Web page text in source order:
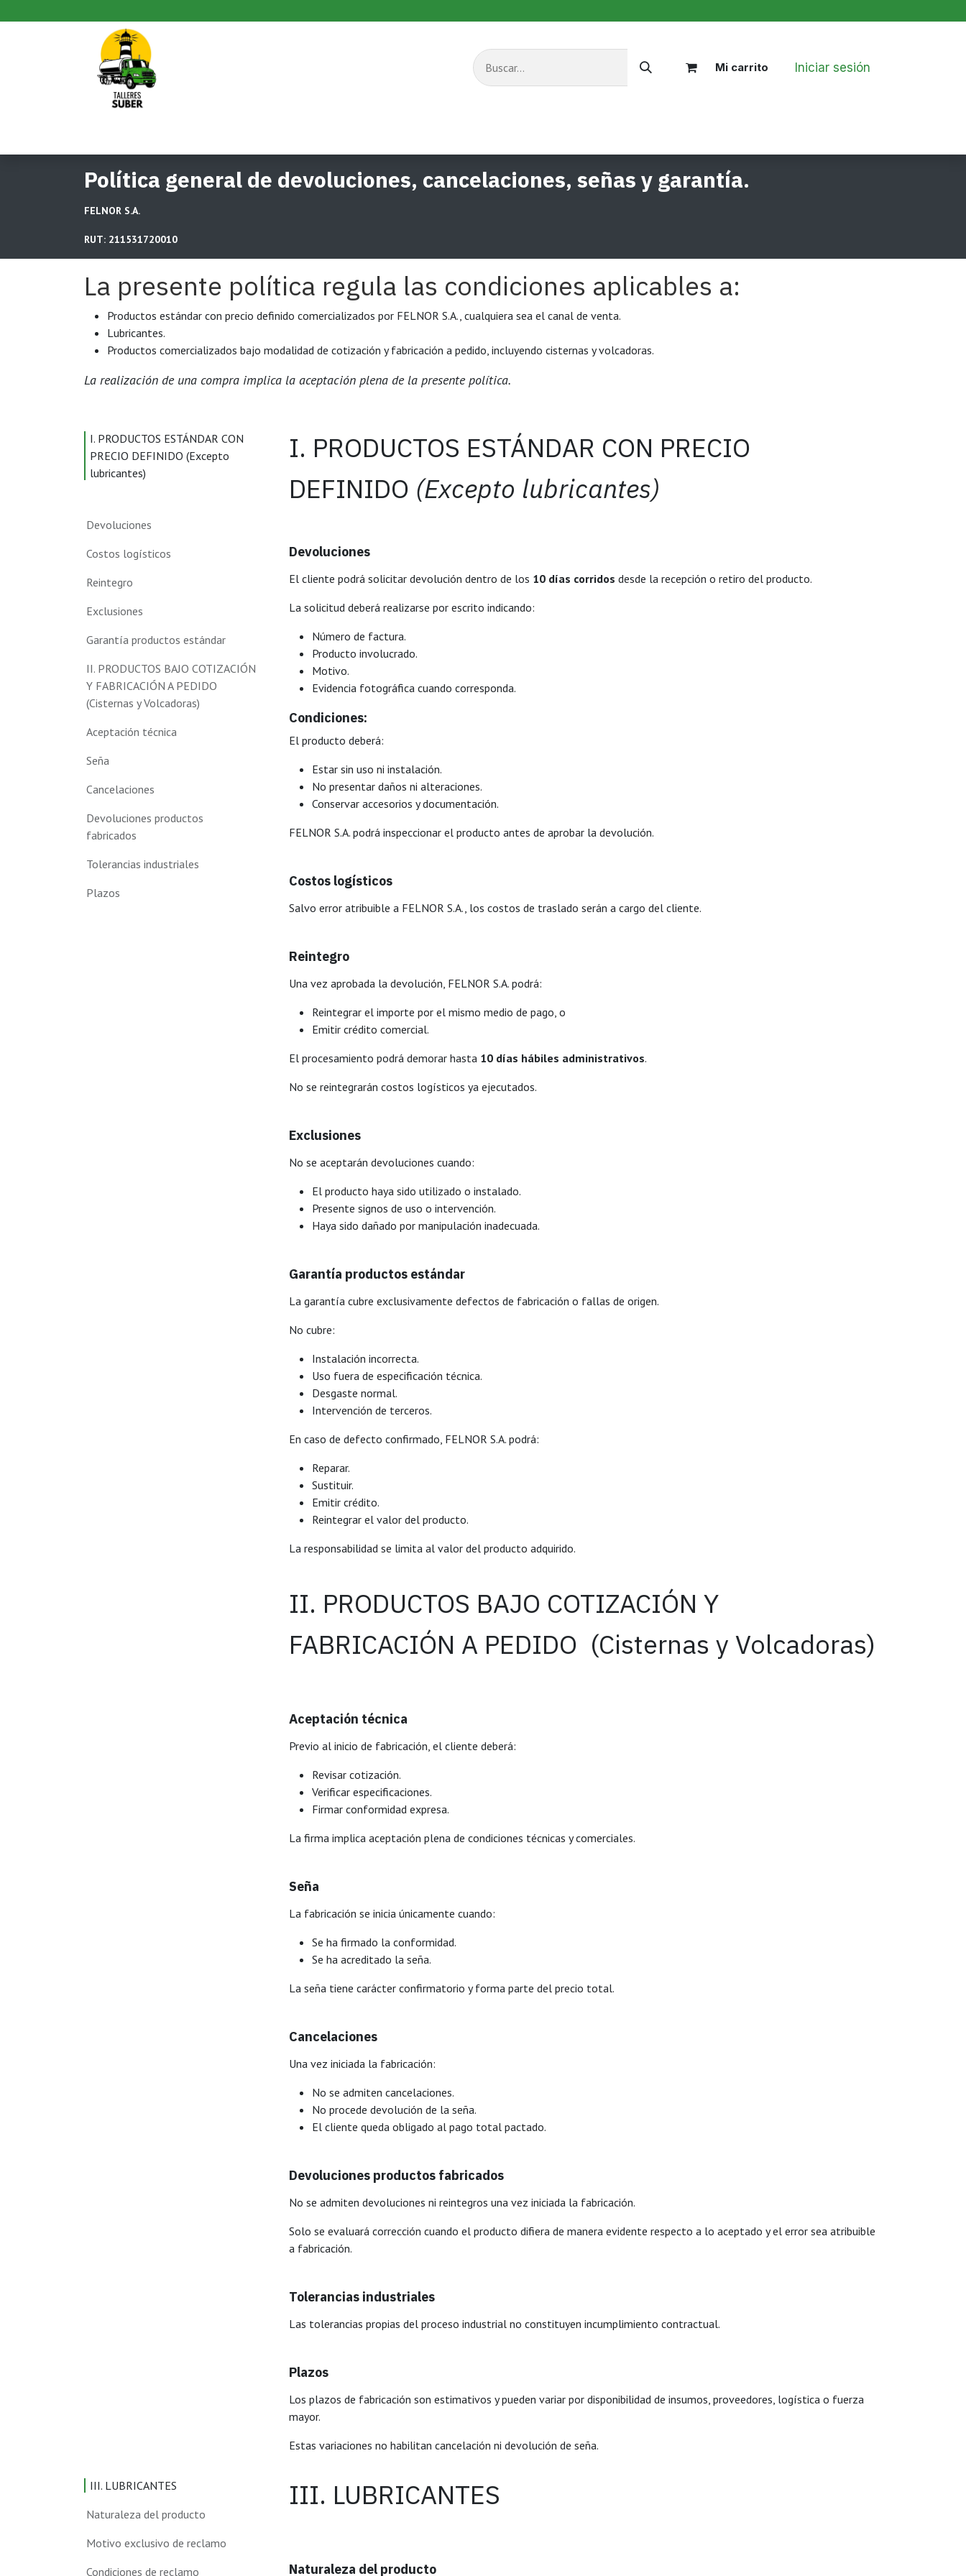
Mi carrito Iniciar sesión
Política general de devoluciones, cancelaciones, señas y garantía.
FELNOR S.A.
RUT: 211531720010
La presente política regula las condiciones aplicables a:
Productos estándar con precio definido comercializados por FELNOR S.A., cualquiera sea el canal de venta.
Lubricantes.
Productos comercializados bajo modalidad de cotización y fabricación a pedido, incluyendo cisternas y volcadoras.
La realización de una compra implica la aceptación plena de la presente política.
I. PRODUCTOS ESTÁNDAR CON
PRECIO DEFINIDO ​(Excepto
lubricantes)
Devoluciones
Costos logísticos
Reintegro
Exclusiones
Garantía productos estándar
II. PRODUCTOS BAJO COTIZACIÓN
Y FABRICACIÓN A PEDIDO
(Cisternas y Volcadoras)
Aceptación técnica
Seña
Cancelaciones
Devoluciones productos
fabricados
Tolerancias industriales
Plazos
I. PRODUCTOS ESTÁNDAR CON PRECIO
DEFINIDO ​ (Excepto lubricantes)
Devoluciones
El cliente podrá solicitar devolución dentro de los 10 días corridos desde la recepción o retiro del producto.
La solicitud deberá realizarse por escrito indicando:
Número de factura.
Producto involucrado.
Motivo.
Evidencia fotográfica cuando corresponda.
Condiciones:
El producto deberá:
Estar sin uso ni instalación.
No presentar daños ni alteraciones.
Conservar accesorios y documentación.
FELNOR S.A. podrá inspeccionar el producto antes de aprobar la devolución.
Costos logísticos
Salvo error atribuible a FELNOR S.A., los costos de traslado serán a cargo del cliente.
Reintegro
Una vez aprobada la devolución, FELNOR S.A. podrá:
Reintegrar el importe por el mismo medio de pago, o
Emitir crédito comercial.
El procesamiento podrá demorar hasta 10 días hábiles administrativos.
No se reintegrarán costos logísticos ya ejecutados.
Exclusiones
No se aceptarán devoluciones cuando:
El producto haya sido utilizado o instalado.
Presente signos de uso o intervención.
Haya sido dañado por manipulación inadecuada.
Garantía productos estándar
La garantía cubre exclusivamente defectos de fabricación o fallas de origen.
No cubre:
Instalación incorrecta.
Uso fuera de especificación técnica.
Desgaste normal.
Intervención de terceros.
En caso de defecto confirmado, FELNOR S.A. podrá:
Reparar.
Sustituir.
Emitir crédito.
Reintegrar el valor del producto.
La responsabilidad se limita al valor del producto adquirido.
II. PRODUCTOS BAJO COTIZACIÓN Y
FABRICACIÓN A PEDIDO (Cisternas y Volcadoras)
Aceptación técnica
Previo al inicio de fabricación, el cliente deberá:
Revisar cotización.
Verificar especificaciones.
Firmar conformidad expresa.
La firma implica aceptación plena de condiciones técnicas y comerciales.
Seña
La fabricación se inicia únicamente cuando:
Se ha firmado la conformidad.
Se ha acreditado la seña.
La seña tiene carácter confirmatorio y forma parte del precio total.
Cancelaciones
Una vez iniciada la fabricación:
No se admiten cancelaciones.
No procede devolución de la seña.
El cliente queda obligado al pago total pactado.
Devoluciones productos fabricados
No se admiten devoluciones ni reintegros una vez iniciada la fabricación.
Solo se evaluará corrección cuando el producto difiera de manera evidente respecto a lo aceptado y el error sea atribuible
a fabricación.
Tolerancias industriales
Las tolerancias propias del proceso industrial no constituyen incumplimiento contractual.
Plazos
Los plazos de fabricación son estimativos y pueden variar por disponibilidad de insumos, proveedores, logística o fuerza
mayor.
Estas variaciones no habilitan cancelación ni devolución de seña.
III. LUBRICANTES
Naturaleza del producto
Motivo exclusivo de reclamo
Condiciones de reclamo
III. LUBRICANTES
Naturaleza del producto